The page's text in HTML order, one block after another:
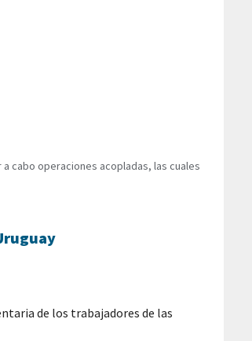
cabo operaciones acopladas, las cuales
de los trabajadores de las